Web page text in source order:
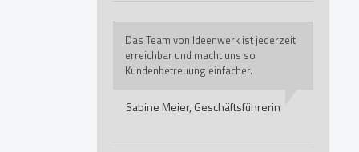
Das Team von Ideenwerk ist jederzeit
erreichbar und macht uns so
Kundenbetreuung einfacher.
Sabine Meier, Geschäftsführerin